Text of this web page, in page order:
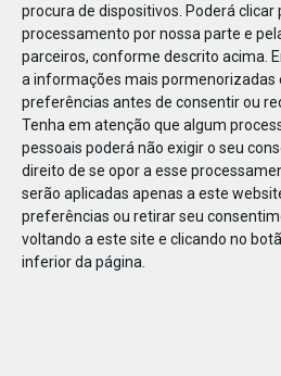
procura de dispositivos. Poderá clicar
processamento por nossa parte e
parceiros, conforme descrito acima.
a informações mais pormenorizadas
preferências antes de consentir ou
Tenha em atenção que algum
pessoais poderá não exigir o seu
direito de se opor a esse
serão aplicadas apenas a este
preferências ou retirar seu
voltando a este site e clicando no
inferior da página.